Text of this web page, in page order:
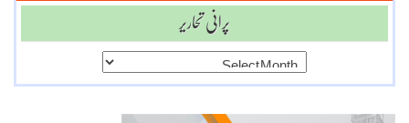
پرانی تحاریر